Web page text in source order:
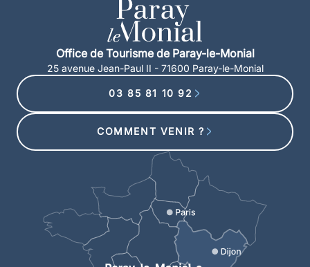
Office de Tourisme de Paray-le-Monial
25 avenue Jean-Paul II - 71600 Paray-le-Monial
03 85 81 10 92
COMMENT VENIR ?